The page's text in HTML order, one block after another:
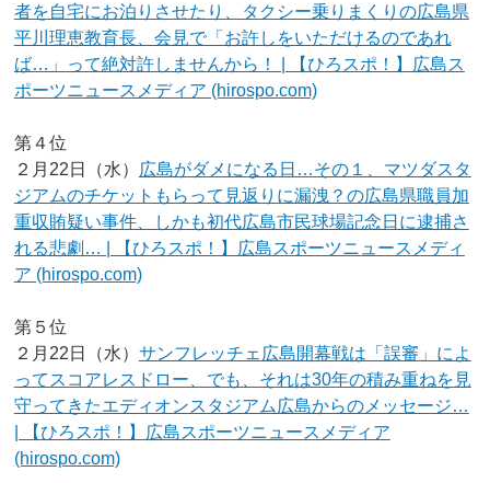
者を自宅にお泊りさせたり、タクシー乗りまくりの広島県
平川理恵教育長、会見で「お許しをいただけるのであれ
ば…」って絶対許しませんから！ | 【ひろスポ！】広島ス
ポーツニュースメディア (hirospo.com)
第４位
２月22日（水）
広島がダメになる日…その１、マツダスタ
ジアムのチケットもらって見返りに漏洩？の広島県職員加
重収賄疑い事件、しかも初代広島市民球場記念日に逮捕さ
れる悲劇… | 【ひろスポ！】広島スポーツニュースメディ
ア (hirospo.com)
第５位
２月22日（水） サンフレッチェ広島開幕戦は「誤審」によ
ってスコアレスドロー、でも、それは30年の積み重ねを見
守ってきたエディオンスタジアム広島からのメッセージ…
| 【ひろスポ！】広島スポーツニュースメディア
(hirospo.com)